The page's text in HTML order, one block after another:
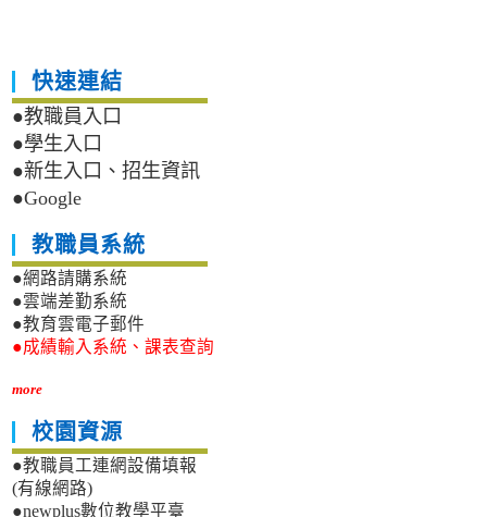
快速連結
●教職員入口
●學生入口
●新生入口、招生資訊
●Google
教職員系統
●網路請購系統
●雲端差勤系統
●教育雲電子郵件
●成績輸入系統、課表查詢
more
校園資源
●教職員工連網設備填報
(有線網路)
●newplus數位教學平臺